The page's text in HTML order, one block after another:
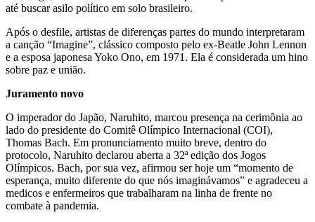
até buscar asilo político em solo brasileiro.
Após o desfile, artistas de diferenças partes do mundo interpretaram
a canção “Imagine”, clássico composto pelo ex-Beatle John Lennon
e a esposa japonesa Yoko Ono, em 1971. Ela é considerada um hino
sobre paz e união.
Juramento novo
O imperador do Japão, Naruhito, marcou presença na cerimônia ao
lado do presidente do Comitê Olímpico Internacional (COI),
Thomas Bach. Em pronunciamento muito breve, dentro do
protocolo, Naruhito declarou aberta a 32ª edição dos Jogos
Olímpicos. Bach, por sua vez, afirmou ser hoje um “momento de
esperança, muito diferente do que nós imaginávamos” e agradeceu a
medicos e enfermeiros que trabalharam na linha de frente no
combate à pandemia.